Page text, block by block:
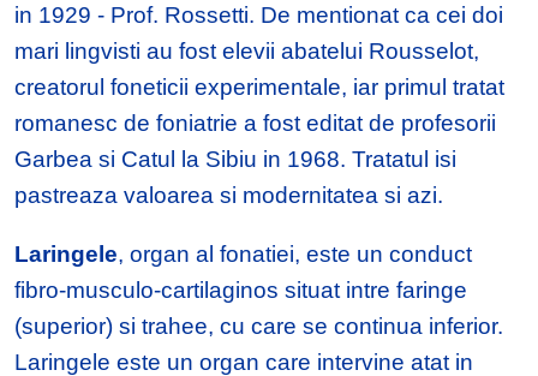
in 1929 - Prof. Rossetti. De mentionat ca cei doi
mari lingvisti au fost elevii abatelui Rousselot,
creatorul foneticii experimentale, iar primul tratat
romanesc de foniatrie a fost editat de profesorii
Garbea si Catul la Sibiu in 1968. Tratatul isi
pastreaza valoarea si modernitatea si azi.
Laringele, organ al fonatiei, este un conduct
fibro-musculo-cartilaginos situat intre faringe
(superior) si trahee, cu care se continua inferior.
Laringele este un organ care intervine atat in